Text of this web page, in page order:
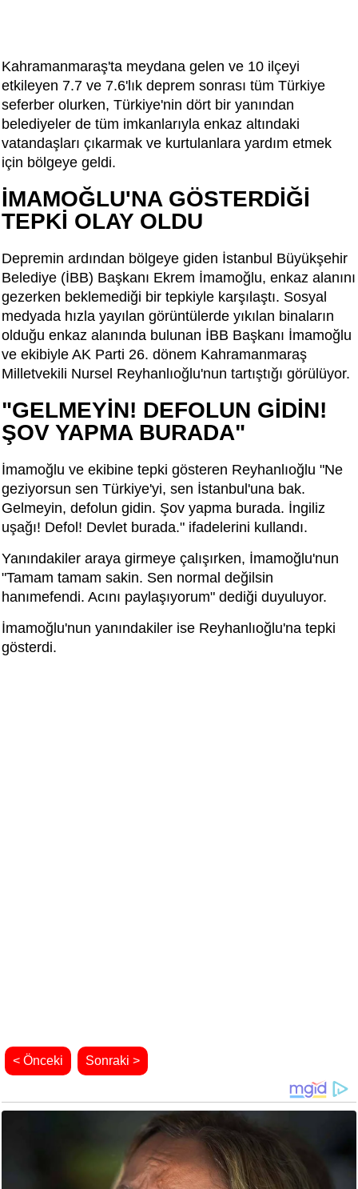
Kahramanmaraş'ta meydana gelen ve 10 ilçeyi
etkileyen 7.7 ve 7.6'lık deprem sonrası tüm Türkiye
seferber olurken, Türkiye'nin dört bir yanından
belediyeler de tüm imkanlarıyla enkaz altındaki
vatandaşları çıkarmak ve kurtulanlara yardım etmek
için bölgeye geldi.
İMAMOĞLU'NA GÖSTERDİĞİ
TEPKİ OLAY OLDU
Depremin ardından bölgeye giden İstanbul Büyükşehir
Belediye (İBB) Başkanı Ekrem İmamoğlu, enkaz alanını
gezerken beklemediği bir tepkiyle karşılaştı. Sosyal
medyada hızla yayılan görüntülerde yıkılan binaların
olduğu enkaz alanında bulunan İBB Başkanı İmamoğlu
ve ekibiyle AK Parti 26. dönem Kahramanmaraş
Milletvekili Nursel Reyhanlıoğlu'nun tartıştığı görülüyor.
"GELMEYİN! DEFOLUN GİDİN!
ŞOV YAPMA BURADA"
İmamoğlu ve ekibine tepki gösteren Reyhanlıoğlu "Ne
geziyorsun sen Türkiye'yi, sen İstanbul'una bak.
Gelmeyin, defolun gidin. Şov yapma burada. İngiliz
uşağı! Defol! Devlet burada." ifadelerini kullandı.
Yanındakiler araya girmeye çalışırken, İmamoğlu'nun
"Tamam tamam sakin. Sen normal değilsin
hanımefendi. Acını paylaşıyorum" dediği duyuluyor.
İmamoğlu'nun yanındakiler ise Reyhanlıoğlu'na tepki
gösterdi.
< Önceki Sonraki >